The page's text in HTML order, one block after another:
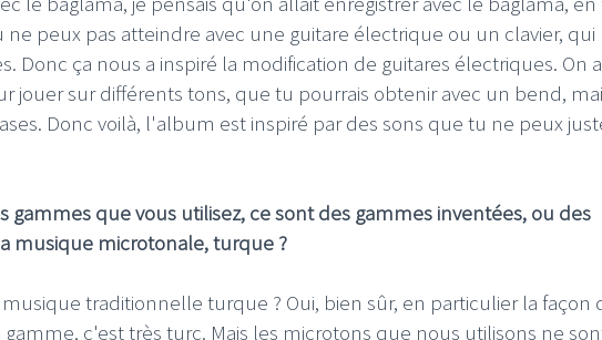
ne peux pas atteindre avec une guitare électrique ou un clavier, qui
Donc ça nous a inspiré la modification de guitares électriques. On a
jouer sur différents tons, que tu pourrais obtenir avec un bend,
Donc voilà, l'album est inspiré par des sons que tu ne peux
gammes que vous utilisez, ce sont des gammes inventées, ou des
musique microtonale, turque ?
traditionnelle turque ? Oui, bien sûr, en particulier la façon
c'est très turc. Mais les microtons que nous utilisons ne